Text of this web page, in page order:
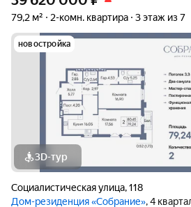
79,2 м² 2-комн. квартира 3 этаж из 7
новостройка
3D-тур
Социалистическая улица,118
Дом-резиденция «Собрание», 4